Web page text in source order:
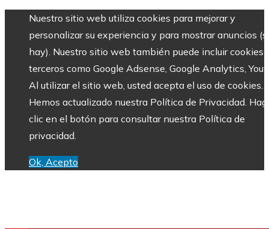
Nuestro sitio web utiliza cookies para mejorar y
personalizar su experiencia y para mostrar anuncios
hay). Nuestro sitio web también puede incluir cookies
terceros como Google Adsense, Google Analytics,
Al utilizar el sitio web, usted acepta el uso de cookies.
Hemos actualizado nuestra Política de Privacidad.
clic en el botón para consultar nuestra Política de
privacidad.
Ok, Acepto